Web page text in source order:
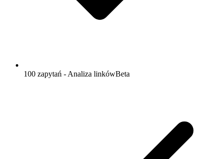
100 zapytań - Analiza linkówBeta